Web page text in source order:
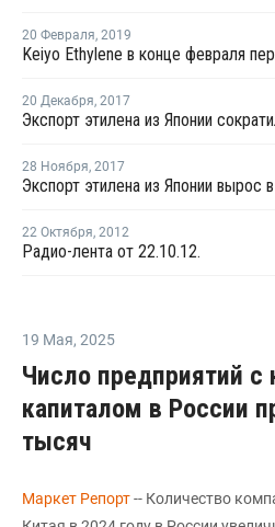
20 Февраля, 2019
20 Декабря, 2017
Экспорт этилена из Японии
28 Ноября, 2017
Экспорт этилена из Японии вырос
22 Октября, 2012
Радио-лента от 22.10.12.
19 Мая, 2025
Число предприятий с
капиталом в России
тысяч
Маркет Репорт-- Количество